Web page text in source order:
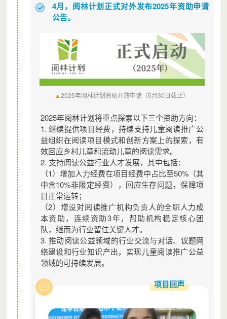
4月，阅林计划正式对外发布2025年资助申请
公告。
▲2025年阅林计划资助开放申请（5月30日截止）
2025年阅林计划将重点探索以下三个资助方向：
1. 继续提供项目经费，持续支持儿童阅读推广公
益组织在阅读项目模式和创新方案上的探索，有
效回应乡村儿童和流动儿童的阅读需求。
2. 支持阅读公益行业人才发展，其中包括：
（1）增加人力经费在项目经费中占比至50%（其
中含10%非限定经费），回应生存问题，保障项
目正常运转；
（2）增设对阅读推广机构负责人的全职人力成
本资助，连续资助3年，帮助机构稳定核心团
队，继而为行业留住关键人才。
3. 推动阅读公益领域的行业交流与对话、议题网
络建设和行业知识产出，实现儿童阅读推广公益
领域的可持续发展。
项目回声